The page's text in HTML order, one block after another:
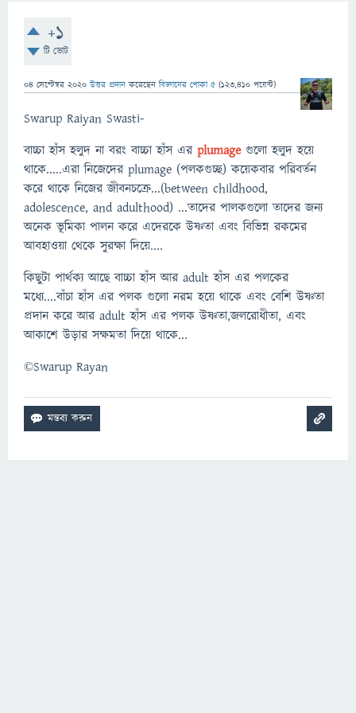
+1
টি ভোট
04 সেপ্টেম্বর 2020 উত্তর প্রদান করেছেনবিজ্ঞানের পোকা ৫ (123,410 পয়েন্ট)
Swarup Raiyan Swasti-
বাচ্চা হাঁস হলুদ না বরং বাচ্চা হাঁস এর plumageগুলো হলুদ হয়ে
থাকে.....এরা নিজেদের plumage (পলকগুচ্ছ) কয়েকবার পরিবর্তন
করে থাকে নিজের জীবনচক্রে...(between childhood,
adolescence, and adulthood) ...তাদের পালকগুলো তাদের জন্য
অনেক ভূমিকা পালন করে এদেরকে উষ্ণতা এবং বিভিন্ন রকমের
আবহাওয়া থেকে সুরক্ষা দিয়ে....
কিছুটা পার্থক্য আছে বাচ্চা হাঁস আর adult হাঁস এর পলকের
মধ্যে....বাঁচা হাঁস এর পলক গুলো নরম হয়ে থাকে এবং বেশি উষ্ণতা
প্রদান করে আর adult হাঁস এর পলক উষ্ণতা,জলরোধীতা, এবং
আকাশে উড়ার সক্ষমতা দিয়ে থাকে...
©️Swarup Rayan